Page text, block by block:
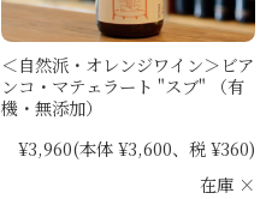
＜自然派・オレンジワイン＞ビア
ンコ・マテェラート "スブ" （有
機・無添加）
¥3,960(本体 ¥3,600、税 ¥360)
在庫 ×